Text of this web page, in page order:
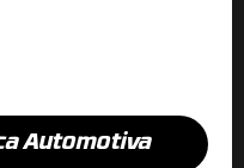
Automotiva